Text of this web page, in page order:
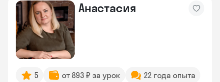
Анастасия
5 от 893 ₽ за урок
22 года опыта